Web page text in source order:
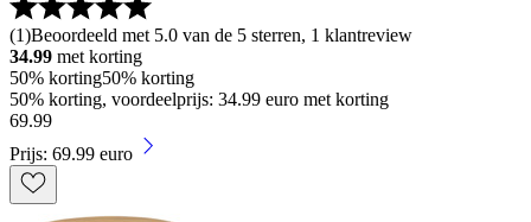
(1)Beoordeeld met 5.0 van de 5 sterren, 1 klantreview
34.99 met korting
50% korting50% korting
50% korting, voordeelprijs: 34.99 euro met korting
69.99
Prijs: 69.99 euro